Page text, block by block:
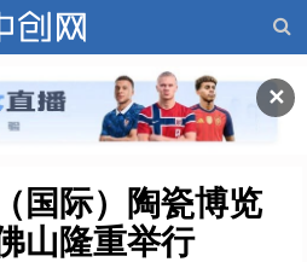
✕
国际）陶瓷博览
山隆重举行